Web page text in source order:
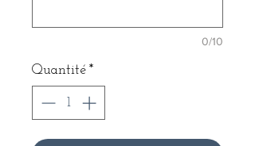
0/10
Quantité *